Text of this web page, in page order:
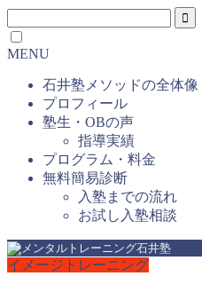
MENU
石井塾メソッドの全体像
プロフィール
塾生・OBの声
指導実績
プログラム・料金
無料簡易診断
入塾までの流れ
お試し入塾相談
イメージトレーニング